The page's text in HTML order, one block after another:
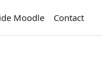
Moodle Contact